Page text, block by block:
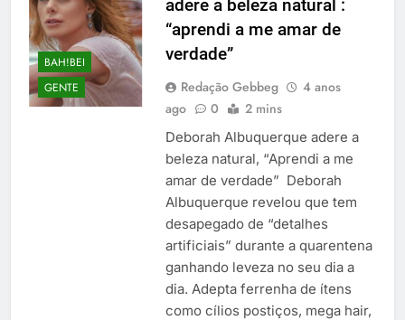
BAH!BEI
GENTE
adere a beleza natural :
“aprendi a me amar de
verdade”
Redação Gebbeg
4 anos
ago
0 2 mins
Deborah Albuquerque adere a
beleza natural, “Aprendi a me
amar de verdade” Deborah
Albuquerque revelou que tem
desapegado de “detalhes
artificiais” durante a quarentena
ganhando leveza no seu dia a
dia. Adepta ferrenha de ítens
como cílios postiços, mega hair,